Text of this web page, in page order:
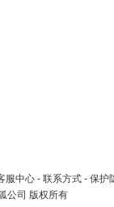
服中心 - 联系方式 - 保护
公司 版权所有